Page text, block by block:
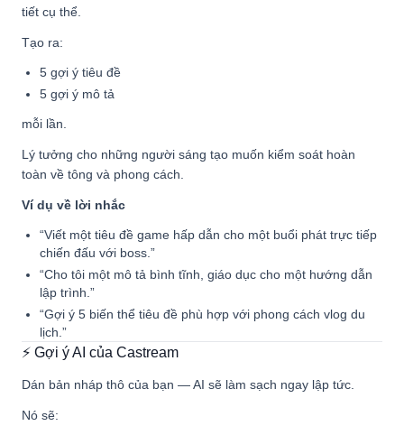
tiết cụ thể.
Tạo ra:
5 gợi ý tiêu đề
5 gợi ý mô tả
mỗi lần.
Lý tưởng cho những người sáng tạo muốn kiểm soát hoàn
toàn về tông và phong cách.
Ví dụ về lời nhắc
“Viết một tiêu đề game hấp dẫn cho một buổi phát trực tiếp
chiến đấu với boss.”
“Cho tôi một mô tả bình tĩnh, giáo dục cho một hướng dẫn
lập trình.”
“Gợi ý 5 biến thể tiêu đề phù hợp với phong cách vlog du
lịch.”
⚡ Gợi ý AI của Castream
Dán bản nháp thô của bạn — AI sẽ làm sạch ngay lập tức.
Nó sẽ: